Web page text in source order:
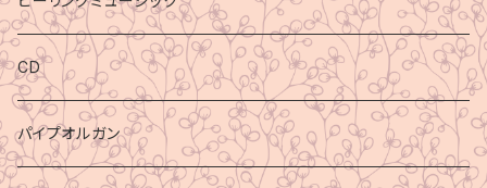
CD
パイプオルガン